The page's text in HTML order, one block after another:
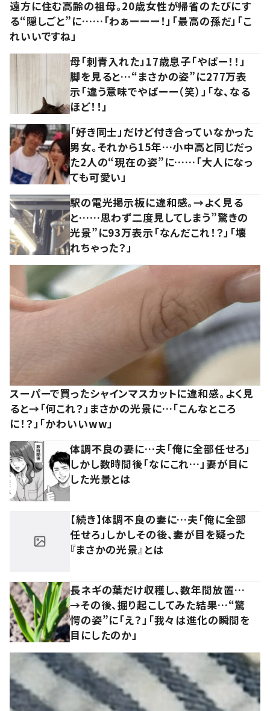
遠方に住む高齢の祖母。20歳女性が帰省のたびにす
る“隠しごと”に……「わぁーーー！」「最高の孫だ」「こ
れいいですね」
母「刺青入れた」17歳息子「やばー！！」
脚を見ると…“まさかの姿”に277万表
示「違う意味でやばーー（笑）」「な、なる
ほど！！」
「好き同士」だけど付き合っていなかった
男女。それから15年…小中高と同じだっ
た2人の“現在の姿”に……「大人になっ
ても可愛い」
駅の電光掲示板に違和感。→よく見る
と……思わず二度見してしまう”驚きの
光景”に93万表示「なんだこれ！？」「壊
れちゃった？」
スーパーで買ったシャインマスカットに違和感。よく見
ると→「何これ？」まさかの光景に…「こんなところ
に！？」「かわいいww」
体調不良の妻に…夫「俺に全部任せろ」
しかし数時間後「なにこれ…」妻が目に
した光景とは
【続き】体調不良の妻に…夫「俺に全部
任せろ」しかしその後、妻が目を疑った
『まさかの光景』とは
長ネギの葉だけ収穫し、数年間放置…
→その後、掘り起こしてみた結果…“驚
愕の姿”に「え？」「我々は進化の瞬間を
目にしたのか」